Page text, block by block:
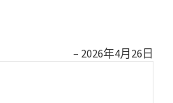
2026年4月26日